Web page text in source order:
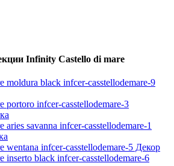
Infinity Castello di mare